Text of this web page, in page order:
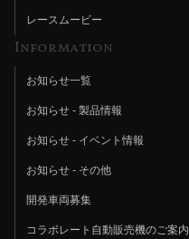
レースムービー
Information
お知らせ一覧
お知らせ - 製品情報
お知らせ - イベント情報
お知らせ - その他
開発車両募集
コラボレート自動販売機のご案内